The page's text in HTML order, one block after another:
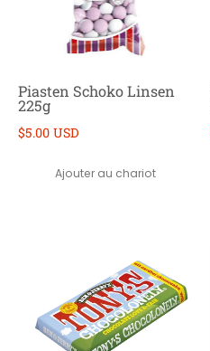
Piasten Schoko Linsen
225g
$5.00 USD
Ajouter au chariot